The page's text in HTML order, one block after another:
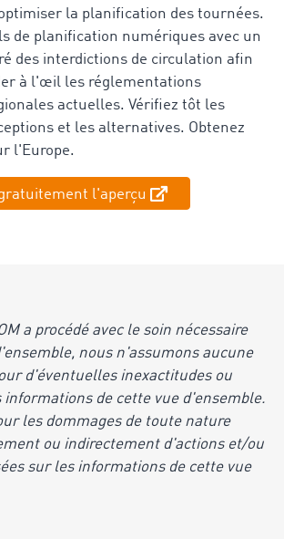
la planification des tournées.
de planification numériques avec un
des interdictions de circulation afin
à l'œil les réglementations
actuelles. Vérifiez tôt les
et les alternatives. Obtenez
l'Europe.
gratuitement l'aperçu
a procédé avec le soin nécessaire
nous n'assumons aucune
d'éventuelles inexactitudes ou
informations de cette vue d'ensemble.
les dommages de toute nature
ou indirectement d'actions et/ou
sur les informations de cette vue